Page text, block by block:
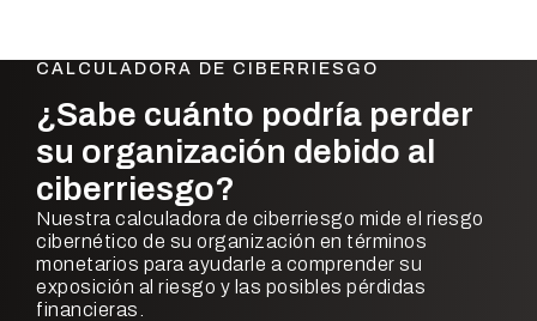
CALCULADORA DE CIBERRIESGO
¿Sabe cuánto podría perder
su organización debido al
ciberriesgo?
Nuestra calculadora de ciberriesgo mide el riesgo
cibernético de su organización en términos
monetarios para ayudarle a comprender su
exposición al riesgo y las posibles pérdidas
financieras.